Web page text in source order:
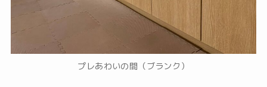
プレあわいの間（ブランク）